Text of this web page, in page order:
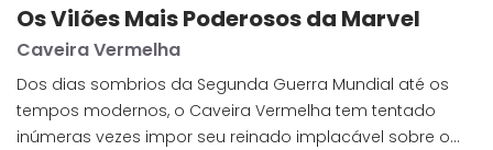
Os Vilões Mais Poderosos da Marvel
Caveira Vermelha
Dos dias sombrios da Segunda Guerra Mundial até os
tempos modernos, o Caveira Vermelha tem tentado
inúmeras vezes impor seu reinado implacável sobre o